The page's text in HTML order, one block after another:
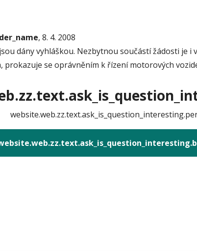
, 8. 4. 2008
dány vyhláškou. Nezbytnou součástí žádosti je
prokazuje se oprávněním k řízení motorových